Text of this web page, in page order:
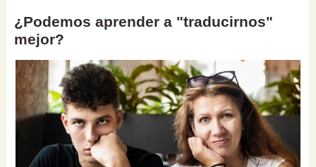
¿Podemos aprender a "traducirnos"
mejor?